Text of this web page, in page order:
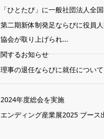
「ひとたび」に一般社団法人全
協会が取り上げられ...
第二期新体制発足ならびに役員
関するお知らせ
理事の退任ならびに就任について
2024年度総会を実施
エンディング産業展2025 ブース